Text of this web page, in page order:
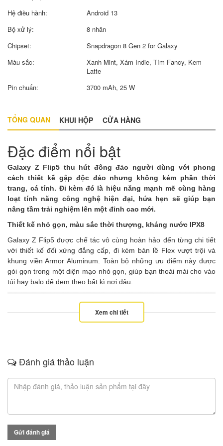
Hệ điều hành:
Android 13
Bộ xử lý:
8 nhân
Chipset:
Snapdragon 8 Gen 2 for Galaxy
Màu sắc:
Xanh Mint, Xám Indie, Tím Fancy, Kem
Latte
Pin chuẩn:
3700 mAh, 25 W
TỔNG QUAN KHUI HỘP CỬA HÀNG
Đặc điểm nổi bật
Galaxy Z Flip5 thu hút đông đảo người dùng với phong
cách thiết kế gập độc đáo nhưng không kém phần thời
trang, cá tính. Đi kèm đó là hiệu năng mạnh mẽ cùng hàng
loạt tính năng công nghệ hiện đại, hứa hẹn sẽ giúp bạn
nâng tầm trải nghiệm lên một đỉnh cao mới.
Thiết kế nhỏ gọn, màu sắc thời thượng, kháng nước IPX8
Galaxy Z Flip5 được chế tác vô cùng hoàn hảo đến từng chi tiết
với thiết kế đối xứng đẳng cấp, đi kèm bản lề Flex vượt trội và
khung viền Armor Aluminum. Toàn bộ những ưu điểm này được
gói gọn trong một diện mạo nhỏ gọn, giúp bạn thoải mái cho vào
túi hay balo để đem theo bất kì nơi đâu.
Xem chi tiết
Đánh giá thảo luận
Gửi đánh giá